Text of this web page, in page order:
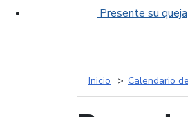
Presente su queja
Inicio Calendario